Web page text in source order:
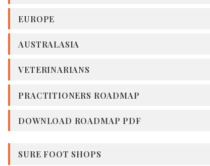
EUROPE
AUSTRALASIA
VETERINARIANS
PRACTITIONERS ROADMAP
DOWNLOAD ROADMAP PDF
SURE FOOT SHOPS